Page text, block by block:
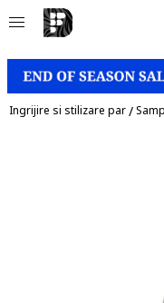
Ingrijire si stilizare par/